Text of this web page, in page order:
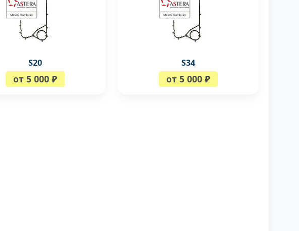
S20
от 5 000 ₽
S34
от 5 000 ₽